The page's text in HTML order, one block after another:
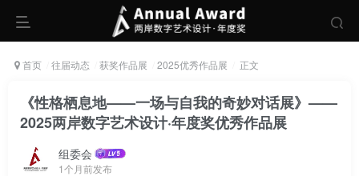
首页 往届动态 获奖作品展 2025优秀作品展 正文
《性格栖息地——一场与自我的奇妙对话展》——
2025两岸数字艺术设计·年度奖优秀作品展
组委会
1个月前发布